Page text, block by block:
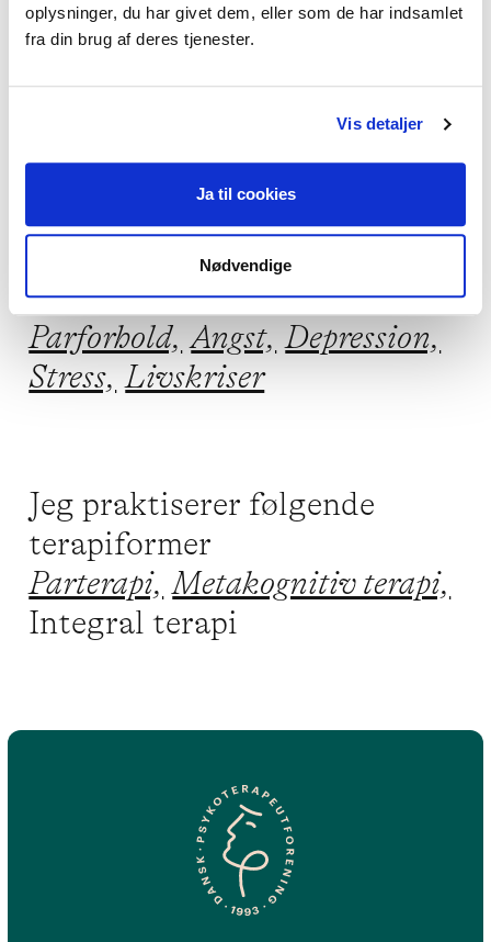
oplysninger, du har givet dem, eller som de har indsamlet
fra din brug af deres tjenester.
Vis detaljer
Ja til cookies
Nødvendige
ikke fysisk kropsterapi men jeg lærer dig
gradvist at vende blikket indad og mærke
hvad din krop også har at sige. Der er
mulighed for forskellige øvelser, hvor nogle
Jeg kan hjælpe dig med
Parforhold, Angst, Depression,
Stress, Livskriser
Jeg praktiserer følgende
terapiformer
Parterapi, Metakognitiv terapi,
Integral terapi